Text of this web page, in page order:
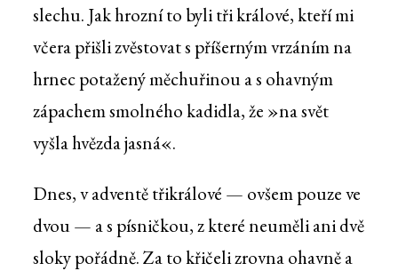
slechu. Jak hrozní to byli tři králové, kteří mi
včera přišli zvěstovat s příšerným vrzáním na
hrnec potažený měchuřinou a s ohavným
zápachem smolného kadidla, že »na svět
vyšla hvězda jasná«.
Dnes, v adventě třikrálové — ovšem pouze ve
dvou — a s písničkou, z které neuměli ani dvě
sloky pořádně. Za to křičeli zrovna ohavně a